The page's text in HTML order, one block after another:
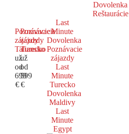
Dovolenka
Reštaurácie
Poznávacie
zájazdy
Taliansko
už
od
699
€
Poznávacie
zájazdy
Turecko
už
od
599
€
Last
Minute
Dovolenka
Poznávacie
zájazdy
Last
Minute
Turecko
Dovolenka
Maldivy
Last
Minute
Egypt